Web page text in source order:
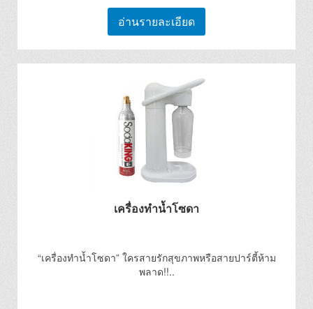
อ่านรายละเอียด
เครื่องทำน้ำโซดา
“เครื่องทำน้ำโซดา” ใครสายรักสุขภาพหรือสายปาร์ตี้ห้าม
พลาด!!..